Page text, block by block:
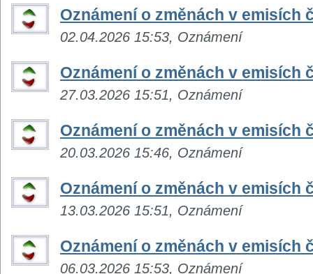
Oznámení o změnách v emisích
02.04.2026 15:53, Oznámení
Oznámení o změnách v emisích
27.03.2026 15:51, Oznámení
Oznámení o změnách v emisích
20.03.2026 15:46, Oznámení
Oznámení o změnách v emisích
13.03.2026 15:51, Oznámení
Oznámení o změnách v emisích
06.03.2026 15:53, Oznámení